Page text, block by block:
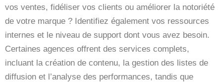
vos ventes, fidéliser vos clients ou améliorer la notoriété
de votre marque ? Identifiez également vos ressources
internes et le niveau de support dont vous avez besoin.
Certaines agences offrent des services complets,
incluant la création de contenu, la gestion des listes de
diffusion et l’analyse des performances, tandis que